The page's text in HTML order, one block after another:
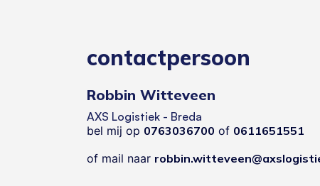
contactpersoon
Robbin Witteveen
AXS Logistiek - Breda
bel mij op 0763036700 of 0611651551
of mail naar